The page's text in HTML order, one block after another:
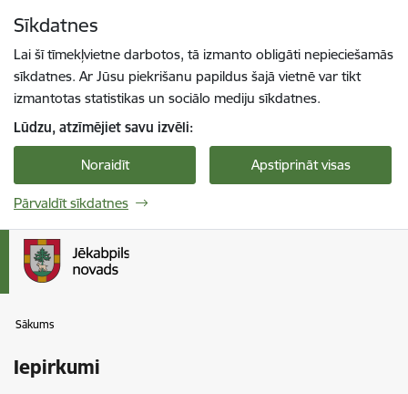
Sīkdatnes
Lai šī tīmekļvietne darbotos, tā izmanto obligāti nepieciešamās
sīkdatnes. Ar Jūsu piekrišanu papildus šajā vietnē var tikt
izmantotas statistikas un sociālo mediju sīkdatnes.
Lūdzu, atzīmējiet savu izvēli:
Noraidīt Apstiprināt visas
Pārvaldīt sīkdatnes
Sākums
Iepirkumi